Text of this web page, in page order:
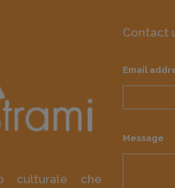
culturale che
Contact
Email
Message